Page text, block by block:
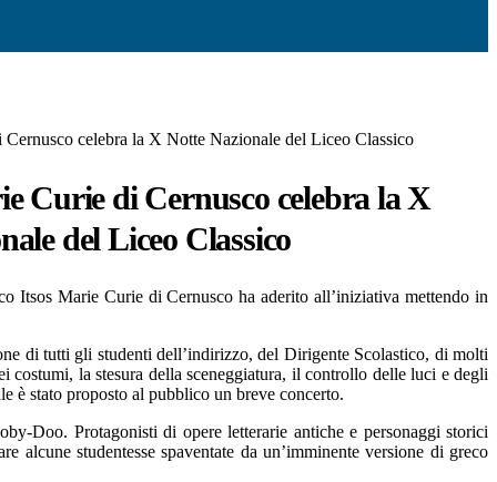
Cernusco celebra la X Notte Nazionale del Liceo Classico
Curie di Cernusco celebra la X
del Liceo Classico
Itsos Marie Curie di Cernusco ha aderito all’iniziativa mettendo in
di tutti gli studenti dell’indirizzo, del Dirigente Scolastico, di molti
la stesura della sceneggiatura, il controllo delle luci e degli
è stato proposto al pubblico un breve concerto.
Doo. Protagonisti di opere letterarie antiche e personaggi storici
alcune studentesse spaventate da un’imminente versione di greco